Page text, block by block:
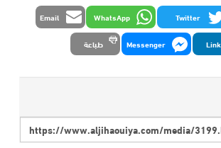
Twitter
WhatsApp
Email
Messenger طباعة